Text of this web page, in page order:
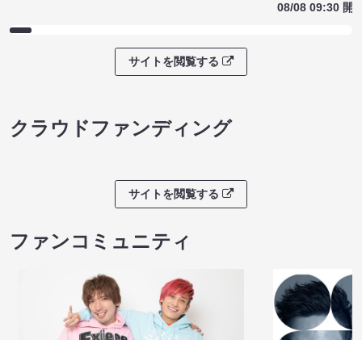
08/08 09:30 開
サイトを閲覧する
クラウドファンディング
サイトを閲覧する
ファンコミュニティ